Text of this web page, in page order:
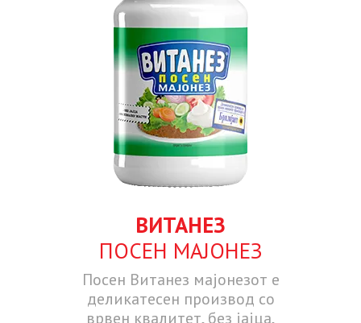
ВИТАНЕЗ
ПОСЕН МАЈОНЕЗ
Посен Витанез мајонезот е
деликатесен производ со
врвен квалитет, без јајца,